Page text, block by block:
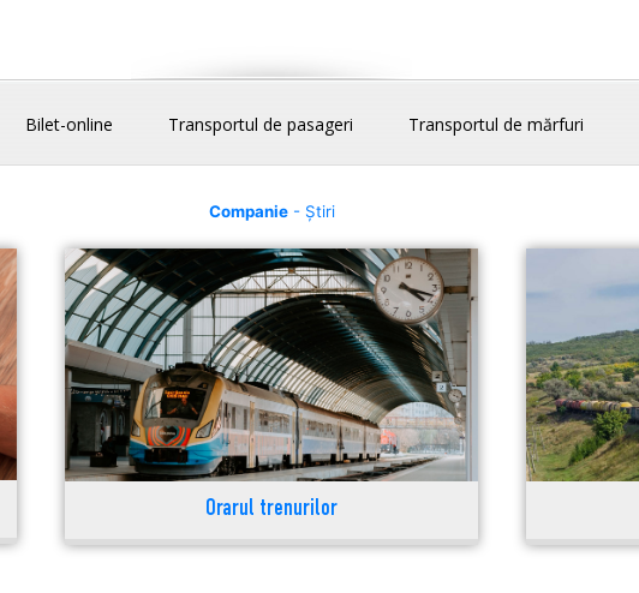
Bilet-online Transportul de pasageri Transportul de mărfuri
Companie- Știri
Orarul trenurilor